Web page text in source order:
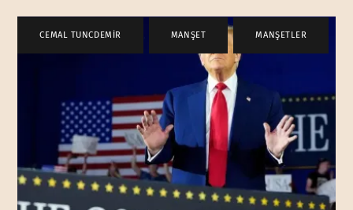
CEMAL TUNCDEMİR MANŞET , MANŞETLER